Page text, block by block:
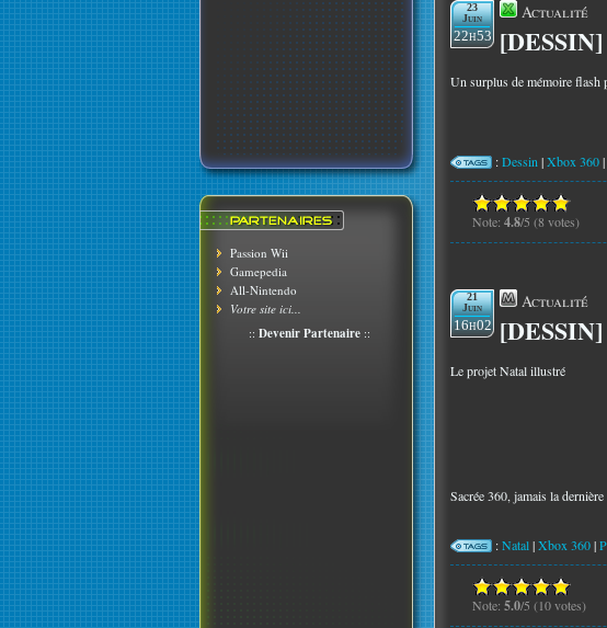
Passion Wii
Gamepedia
All-Nintendo
Votre site ici...
:: Devenir Partenaire ::
23
Juin
22h53
Actualité
Un surplus de mémoire flash
:Dessin |Xbox 360|
Note: 4.8/5 (8 votes)
21
Juin
16h02
Actualité
Le projet Natal illustré
Sacrée 360, jamais la
:Natal|Xbox 360|
Note: 5.0/5 (10 votes)